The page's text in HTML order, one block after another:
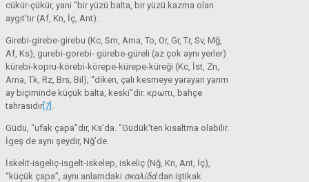
cükür-çükür, yani “bir yüzü balta, bir yüzü kazma olan
aygıt’tır (Af, Kn, İç, Ant).
Girebi-girebe-girebu (Kc, Sm, Ama, To, Or, Gr, Tr, Sv, Mğ,
Af, Ks), gurebi-gorebi- gürebe-güreli (az çok aynı yerler)
kürebi-kopru-körebi-körepe-kürepe-küreği (Kc, İst, Zn,
Ama, Tk, Rz, Brs, Bil), “diken, çalı kesmeye yarayan yarım
ay biçiminde küçük balta, keski”dir. κρωπι, bahçe
tahrasıdır [7] .
Güdü, “ufak çapa”dır, Ks’da. “Güdük’ten kısaltma olabilir.
İgeş de aynı şeydir, Nğ’de.
İskelit-isgeliç-isgelt-iskelep, iskeliç (Nğ, Kn, Ant, İç),
“küçük çapa”, aynı anlamdaki σκαλίδα’dan iştikak